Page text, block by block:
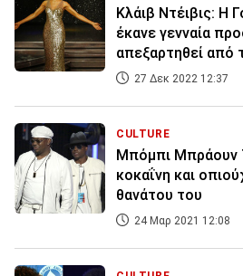
Κλάιβ Ντέιβις: Η
έκανε γενναία
απεξαρτηθεί από
27 Δεκ 2022 12:37
CULTURE
Μπόμπι Μπράουν
κοκαΐνη και
θανάτου του
24 Μαρ 2021 12:08